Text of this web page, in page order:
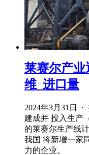
莱赛尔产业
维_进口量
2024年3月31日
建成并 投入生产
的莱赛尔生产线
我国 将新增一家
力的企业。